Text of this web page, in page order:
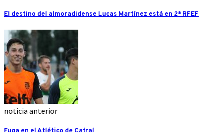
El destino del almoradidense Lucas Martínez está en 2ª RFEF
noticia anterior